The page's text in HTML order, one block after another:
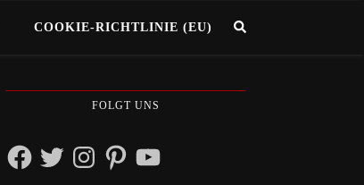
COOKIE-RICHTLINIE (EU)
FOLGT UNS
FacebookTwitterInstagramPinterestYouTube